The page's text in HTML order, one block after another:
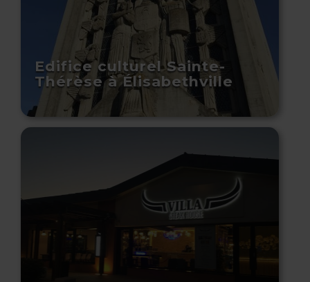
Edifice culturel Sainte-
Thérèse à Élisabethville